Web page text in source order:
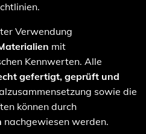
Verwendung
mit
Kennwerten. Alle
gefertigt, geprüft und
sowie die
können durch
nachgewiesen werden.